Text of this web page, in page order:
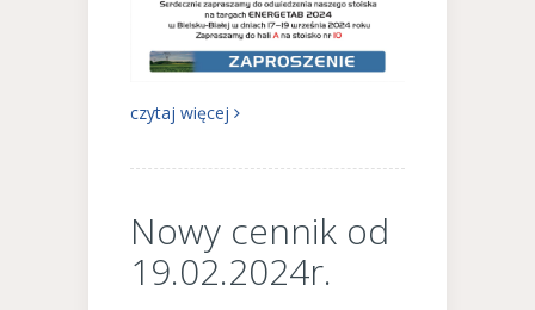
czytaj więcej
Nowy cennik od
19.02.2024r.